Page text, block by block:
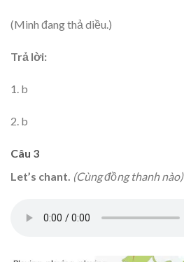
(Minh đang thả diều.)
Trả lời:
1. b
2. b
Câu 3
Let’s chant. (Cùng đồng thanh nào)